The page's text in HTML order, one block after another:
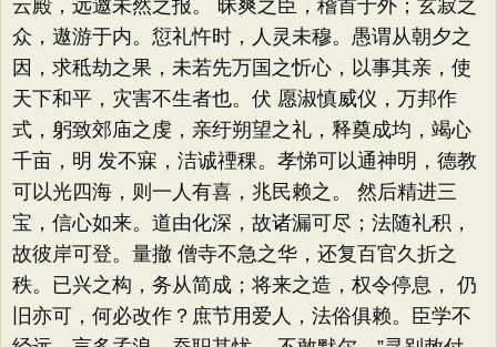
云殿，远邀未然之报。 昧爽之臣，稽首于外；玄寂之
众，遨游于内。愆礼忤时，人灵未穆。愚谓从朝夕之
因，求秪劫之果，未若先万国之忻心，以事其亲，使
天下和平，灾害不生者也。伏 愿淑慎威仪，万邦作
式，躬致郊庙之虔，亲纡朔望之礼，释奠成均，竭心
千亩，明 发不寐，洁诚禋稞。孝悌可以通神明，德教
可以光四海，则一人有喜，兆民赖之。 然后精进三
宝，信心如来。道由化深，故诸漏可尽；法随礼积，
故彼岸可登。量撤 僧寺不急之华，还复百官久折之
秩。已兴之构，务从简成；将来之造，权令停息， 仍
旧亦可，何必改作？庶节用爱人，法俗俱赖。臣学不